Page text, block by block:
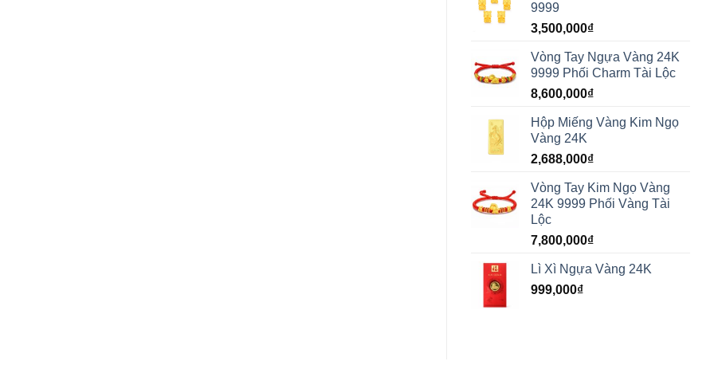
9999
3,500,000₫
Vòng Tay Ngựa Vàng 24K
9999 Phối Charm Tài Lộc
8,600,000₫
Hộp Miếng Vàng Kim Ngọ
Vàng 24K
2,688,000₫
Vòng Tay Kim Ngọ Vàng
24K 9999 Phối Vàng Tài
Lộc
7,800,000₫
Lì Xì Ngựa Vàng 24K
999,000₫